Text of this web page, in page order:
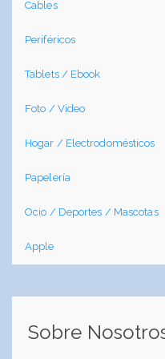
Cables
Periféricos
Tablets / Ebook
Foto / Video
Hogar / Electrodomésticos
Papelería
Ocio / Deportes / Mascotas
Apple
Sobre